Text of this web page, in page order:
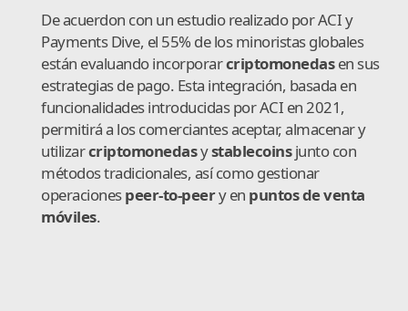
De acuerdon con un estudio realizado por ACI y
Payments Dive, el 55% de los minoristas globales
están evaluando incorporarcriptomonedasen sus
estrategias de pago. Esta integración, basada en
funcionalidades introducidas por ACI en 2021,
permitirá a los comerciantes aceptar, almacenar y
utilizarcriptomonedasystablecoinsjunto con
métodos tradicionales, así como gestionar
operacionespeer-to-peery en puntos de venta
móviles.